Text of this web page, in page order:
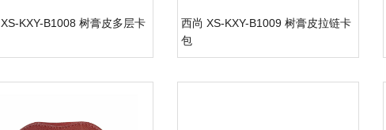
KXY-B1008 树膏皮多层卡
西尚 XS-KXY-B1009 树膏皮拉链卡
包